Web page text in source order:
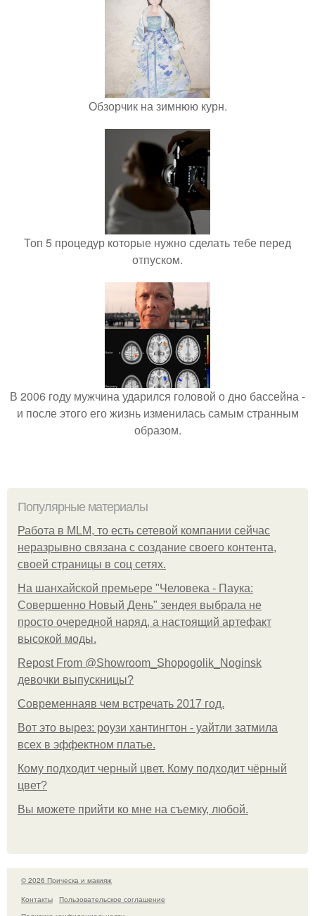
Обзорчик на зимнюю курн.
Топ 5 процедур которые нужно сделать тебе перед
отпуском.
В 2006 году мужчина ударился головой о дно бассейна -
и после этого его жизнь изменилась самым странным
образом.
Популярные материалы
Работа в MLM, то есть сетевой компании сейчас
неразрывно связана с создание своего контента,
своей страницы в соц сетях.
На шанхайской премьере "Человека - Паука:
Совершенно Новый День" зендея выбрала не
просто очередной наряд, а настоящий артефакт
высокой моды.
Repost From @Showroom_Shopogolik_Noginsk
девочки выпускницы?
Современнаяв чем встречать 2017 год.
Вот это вырез: роузи хантингтон - уайтли затмила
всех в эффектном платьe.
Кому подходит черный цвет. Кому подходит чёрный
цвет?
Вы можете прийти ко мне на съемку, любой.
© 2026 Прическа и макияж
Контакты
Пользовательское соглашение